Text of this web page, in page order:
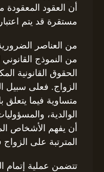
أن العقود المعقودة
مستقرة قد يتم
من العناصر
من النموذج
الحقوق القانونية
الزواج. فعلى سبيل
متساوية فيما يتعلق
الوالدية،
أن يفهم الأشخاص
المترتبة على
تتضمن عملية إتمام